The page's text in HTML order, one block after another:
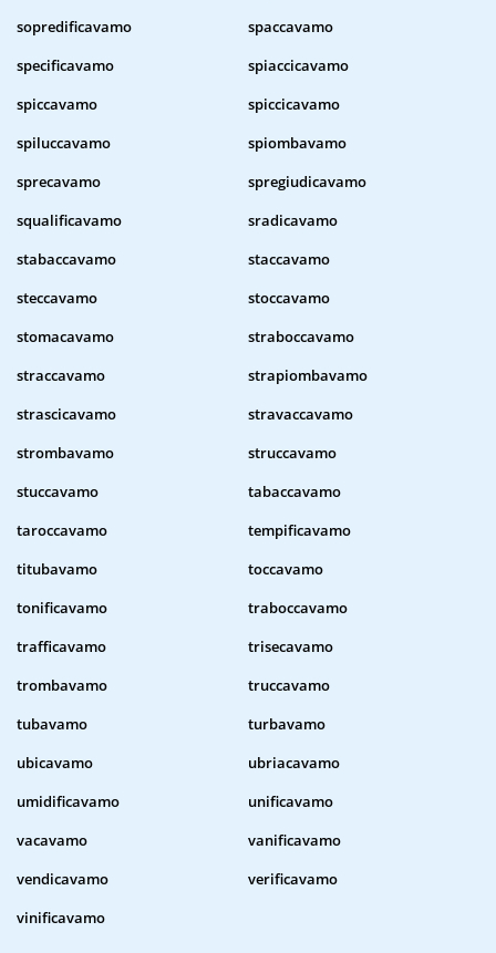
sopredificavamo
spaccavamo
specificavamo
spiaccicavamo
spiccavamo
spiccicavamo
spiluccavamo
spiombavamo
sprecavamo
spregiudicavamo
squalificavamo
sradicavamo
stabaccavamo
staccavamo
steccavamo
stoccavamo
stomacavamo
straboccavamo
straccavamo
strapiombavamo
strascicavamo
stravaccavamo
strombavamo
struccavamo
stuccavamo
tabaccavamo
taroccavamo
tempificavamo
titubavamo
toccavamo
tonificavamo
traboccavamo
trafficavamo
trisecavamo
trombavamo
truccavamo
tubavamo
turbavamo
ubicavamo
ubriacavamo
umidificavamo
unificavamo
vacavamo
vanificavamo
vendicavamo
verificavamo
vinificavamo